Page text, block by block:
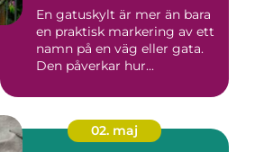
En gatuskylt är mer än bara
en praktisk markering av ett
namn på en väg eller gata.
Den påverkar hur...
02. maj